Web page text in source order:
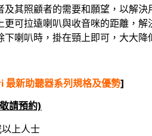
及其照顧者的需要和願望，以解
更可拉遠喇叭與收音咪的距離，
喇叭時，掛在頸上即可，大大降
最新助聽器系列規格及優勢]
請預約)
上人士